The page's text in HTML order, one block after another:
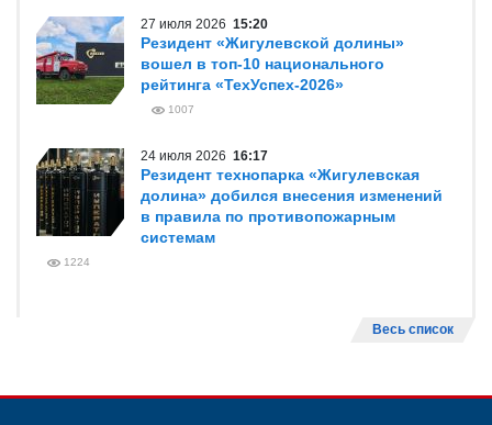
27 июля 2026 15:20
Резидент «Жигулевской долины»
вошел в топ-10 национального
рейтинга «ТехУспех-2026»
1007
24 июля 2026 16:17
Резидент технопарка «Жигулевская
долина» добился внесения изменений
в правила по противопожарным
системам
1224
Весь список